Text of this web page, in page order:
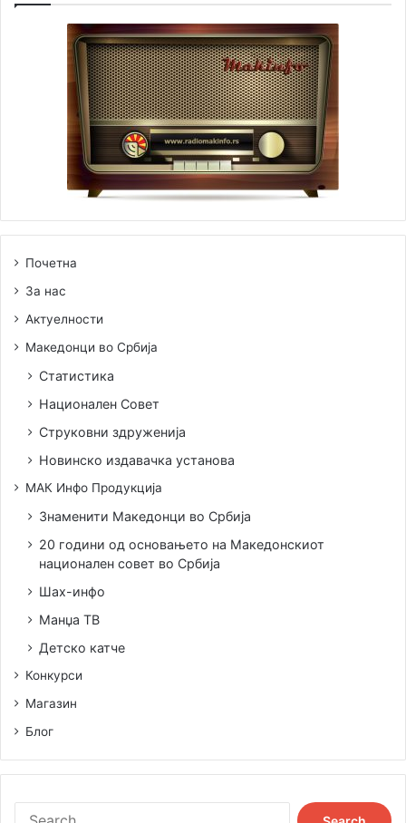
Почетна
За нас
Актуелности
Македонци во Србија
Статистика
Национален Совет
Струковни здруженија
Новинско издавачка установа
МАК Инфо Продукција
Знаменити Македонци во Србија
20 години од основањето на Македонскиот
национален совет во Србија
Шах-инфо
Манџа ТВ
Детско катче
Конкурси
Магазин
Блог